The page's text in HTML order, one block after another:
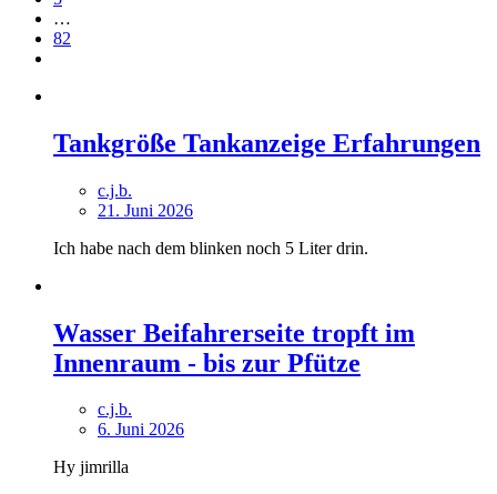
…
82
Tankgröße Tankanzeige Erfahrungen
c.j.b.
21. Juni 2026
Ich habe nach dem blinken noch 5 Liter drin.
Wasser Beifahrerseite tropft im
Innenraum - bis zur Pfütze
c.j.b.
6. Juni 2026
Hy jimrilla